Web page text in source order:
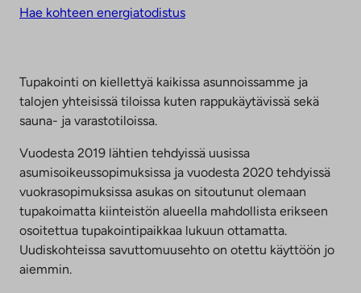
Hae kohteen energiatodistus
Tupakointi on kiellettyä kaikissa asunnoissamme ja
talojen yhteisissä tiloissa kuten rappukäytävissä sekä
sauna- ja varastotiloissa.
Vuodesta 2019 lähtien tehdyissä uusissa
asumisoikeussopimuksissa ja vuodesta 2020 tehdyissä
vuokrasopimuksissa asukas on sitoutunut olemaan
tupakoimatta kiinteistön alueella mahdollista erikseen
osoitettua tupakointipaikkaa lukuun ottamatta.
Uudiskohteissa savuttomuusehto on otettu käyttöön jo
aiemmin.